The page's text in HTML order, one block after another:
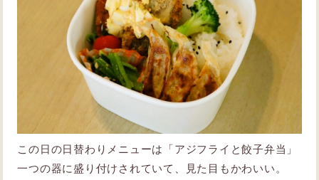
この日の日替わりメニューは「アジフライと餃子弁当」
一つの器に盛り付けされていて、見た目もかわいい。